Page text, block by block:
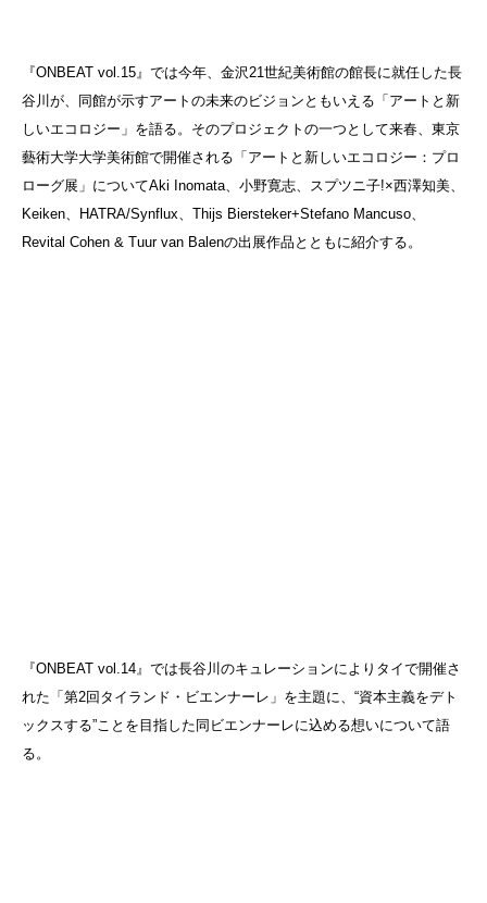
『ONBEAT vol.15』では今年、金沢21世紀美術館の館長に就任した長
谷川が、同館が示すアートの未来のビジョンともいえる「アートと新
しいエコロジー」を語る。そのプロジェクトの一つとして来春、東京
藝術大学大学美術館で開催される「アートと新しいエコロジー：プロ
ローグ展」についてAki Inomata、小野寛志、スプツニ子!×西澤知美、
Keiken、HATRA/Synflux、Thijs Biersteker+Stefano Mancuso、
Revital Cohen & Tuur van Balenの出展作品とともに紹介する。
『ONBEAT vol.14』では長谷川のキュレーションによりタイで開催さ
れた「第2回タイランド・ビエンナーレ」を主題に、“資本主義をデト
ックスする”ことを目指した同ビエンナーレに込める想いについて語
る。